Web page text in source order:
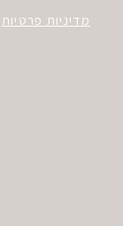
מדיניות פרטיות